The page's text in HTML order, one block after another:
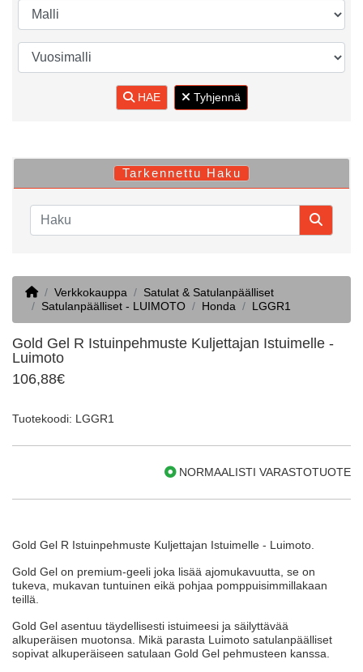
HAE Tyhjennä
Tarkennettu Haku
HomeVerkkokauppa
Satulat & Satulanpäälliset
Satulanpäälliset - LUIMOTO
Honda LGGR1
Gold Gel R Istuinpehmuste Kuljettajan Istuimelle -
Luimoto
106,88€
Tuotekoodi: LGGR1
NORMAALISTI VARASTOTUOTE
Gold Gel R Istuinpehmuste Kuljettajan Istuimelle - Luimoto.
Gold Gel on premium-geeli joka lisää ajomukavuutta, se on
tukeva, mukavan tuntuinen eikä pohjaa pomppuisimmillakaan
teillä.
Gold Gel asentuu täydellisesti istuimeesi ja säilyttävää
alkuperäisen muotonsa. Mikä parasta Luimoto satulanpäälliset
sopivat alkuperäiseen satulaan Gold Gel pehmusteen kanssa.